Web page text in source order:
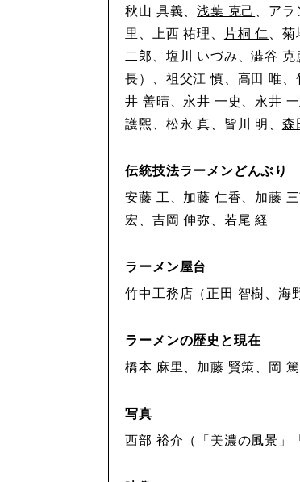
秋山 具義、浅葉 克己 、ア
里、上西 祐理、 片桐 仁、
二郎、塩川 いづみ、澁谷
長）、祖父江 慎、高田 唯
井 善晴、 永井 一史、永井
護煕、松永 真、皆川 明、 森
伝統技法ラーメンどんぶり
安藤 工、加藤 仁香、加藤
宏、吉岡 伸弥、若尾 経
ラーメン屋台
竹中工務店（正田 智樹、海
ラーメンの歴史と現在
橋本 麻里、加藤 賢策、岡
写真
西部 裕介（「美濃の風景」